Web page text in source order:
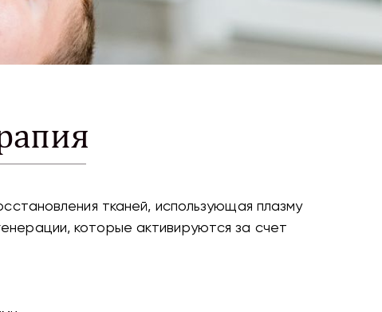
тканей, использующая плазму
которые активируются за счет